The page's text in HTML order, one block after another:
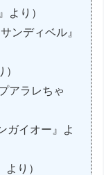
より）
ンディベル』
アラレちゃ
ガイオー』よ
り）